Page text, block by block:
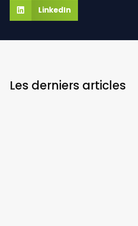
LinkedIn
Les derniers articles